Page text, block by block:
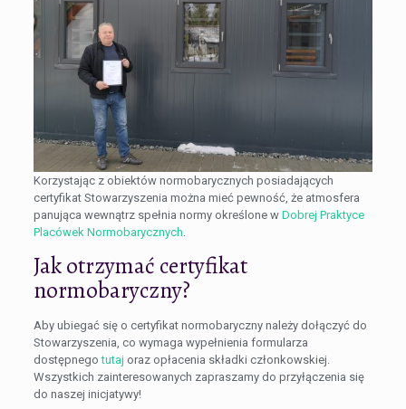
Korzystając z obiektów normobarycznych posiadających
certyfikat Stowarzyszenia można mieć pewność, że atmosfera
panująca wewnątrz spełnia normy określone w Dobrej Praktyce
Placówek Normobarycznych.
Jak otrzymać certyfikat
normobaryczny?
Aby ubiegać się o certyfikat normobaryczny należy dołączyć do
Stowarzyszenia, co wymaga wypełnienia formularza
dostępnegotutaj oraz opłacenia składki członkowskiej.
Wszystkich zainteresowanych zapraszamy do przyłączenia się
do naszej inicjatywy!